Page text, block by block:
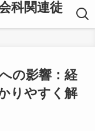
科関連徒
の影響：経
りやすく解